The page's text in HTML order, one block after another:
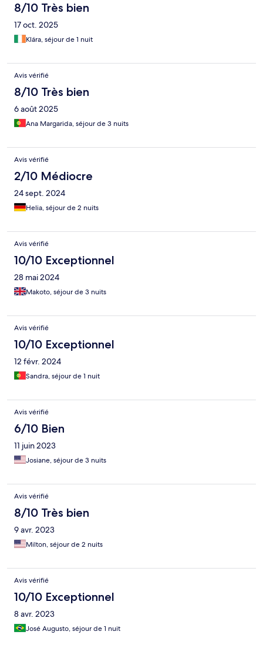
8/10 Très bien
17 oct. 2025
Klára, séjour de 1 nuit
Avis vérifié
8/10 Très bien
6 août 2025
Ana Margarida, séjour de 3 nuits
Avis vérifié
2/10 Médiocre
24 sept. 2024
Helia, séjour de 2 nuits
Avis vérifié
10/10 Exceptionnel
28 mai 2024
Makoto, séjour de 3 nuits
Avis vérifié
10/10 Exceptionnel
12 févr. 2024
Sandra, séjour de 1 nuit
Avis vérifié
6/10 Bien
11 juin 2023
Josiane, séjour de 3 nuits
Avis vérifié
8/10 Très bien
9 avr. 2023
Milton, séjour de 2 nuits
Avis vérifié
10/10 Exceptionnel
8 avr. 2023
José Augusto, séjour de 1 nuit